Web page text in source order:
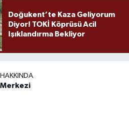
Doğukent’te Kaza Geliyorum
Diyor! TOKİ Köprüsü Acil
Işıklandırma Bekliyor